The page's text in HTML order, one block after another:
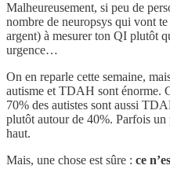
Malheureusement, si peu de
nombre de neuropsys qui vont
argent) à mesurer ton QI plutôt
urgence…
On en reparle cette semaine,
autisme et TDAH sont énorme.
70% des autistes sont aussi
plutôt autour de 40%. Parfois
haut.
Mais, une chose est sûre : ce